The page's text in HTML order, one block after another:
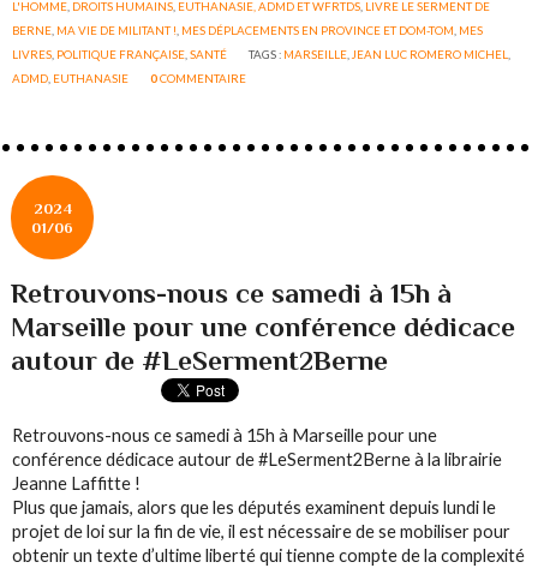
L'HOMME, DROITS HUMAINS, EUTHANASIE, ADMD ET WFRTDS, LIVRE LE SERMENT DE
BERNE, MA VIE DE MILITANT !, MES DÉPLACEMENTS EN PROVINCE ET DOM-TOM, MES
LIVRES, POLITIQUE FRANÇAISE,SANTÉ TAGS : MARSEILLE,JEAN LUC ROMERO MICHEL,
ADMD, EUTHANASIE 0COMMENTAIRE
2024
01/06
Retrouvons-nous ce samedi à 15h à
Marseille pour une conférence dédicace
autour de #LeSerment2Berne
Retrouvons-nous ce samedi à 15h à Marseille pour une
conférence dédicace autour de #LeSerment2Berne à la librairie
Jeanne Laffitte !
Plus que jamais, alors que les députés examinent depuis lundi le
projet de loi sur la fin de vie, il est nécessaire de se mobiliser pour
obtenir un texte d’ultime liberté qui tienne compte de la complexité